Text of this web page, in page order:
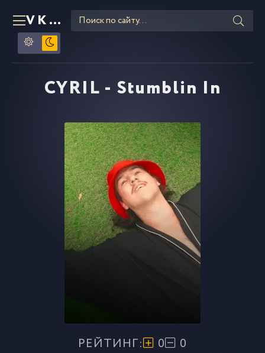
VKLIPE RU
CYRIL - Stumblin In
РЕЙТИНГ: 0 0